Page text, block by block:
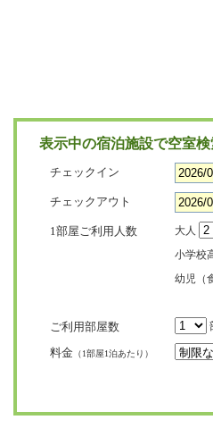
表示中の宿泊施設で空室検
チェックイン
チェックアウト
1部屋ご利用人数 大人
小学校
幼児（
ご利用部屋数
料金 （1部屋1泊あたり）